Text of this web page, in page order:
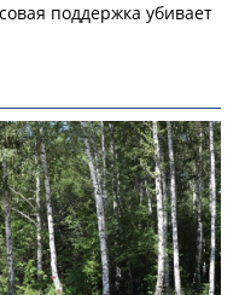
поддержка убивает